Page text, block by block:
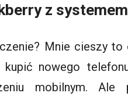
z
Mnie cieszy
kupić nowego
mobilnym.